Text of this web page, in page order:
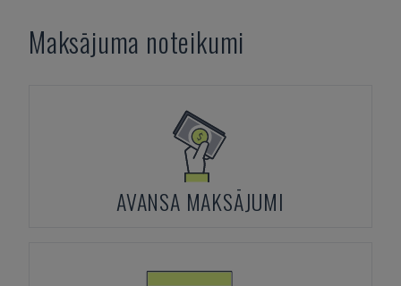
Maksājuma noteikumi
AVANSA MAKSĀJUMI